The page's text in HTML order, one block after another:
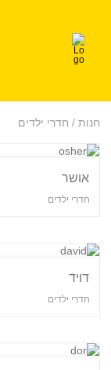
חנות / חדרי ילדים
אושר
חדרי ילדים
דויד
חדרי ילדים